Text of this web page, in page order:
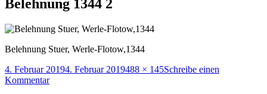
Belehnung 1344 2
Belehnung Stuer, Werle-Flotow,1344
Veröffentlicht
am
4. Februar 20194. Februar 2019Originalgröße
488 × 145Schreibe einen
Kommentarzu